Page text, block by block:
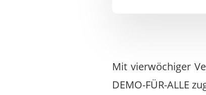
Mit vierwöchiger
DEMO-FÜR-ALLE